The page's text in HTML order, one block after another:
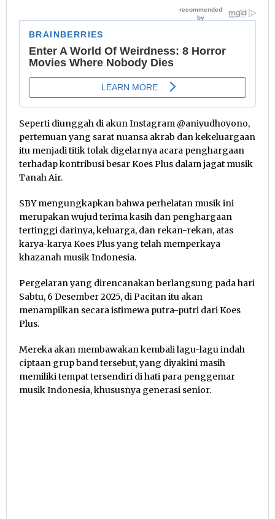
Seperti diunggah di akun Instagram @aniyudhoyono,
pertemuan yang sarat nuansa akrab dan kekeluargaan
itu menjadi titik tolak digelarnya acara penghargaan
terhadap kontribusi besar Koes Plus dalam jagat musik
Tanah Air.
SBY mengungkapkan bahwa perhelatan musik ini
merupakan wujud terima kasih dan penghargaan
tertinggi darinya, keluarga, dan rekan-rekan, atas
karya-karya Koes Plus yang telah memperkaya
khazanah musik Indonesia.
Pergelaran yang direncanakan berlangsung pada hari
Sabtu, 6 Desember 2025, di Pacitan itu akan
menampilkan secara istimewa putra-putri dari Koes
Plus.
Mereka akan membawakan kembali lagu-lagu indah
ciptaan grup band tersebut, yang diyakini masih
memiliki tempat tersendiri di hati para penggemar
musik Indonesia, khususnya generasi senior.